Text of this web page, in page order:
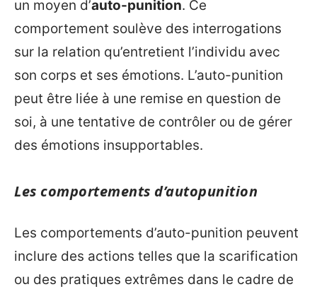
un moyen d’auto-punition. Ce
comportement soulève des interrogations
sur la relation qu’entretient l’individu avec
son corps et ses émotions. L’auto-punition
peut être liée à une remise en question de
soi, à une tentative de contrôler ou de gérer
des émotions insupportables.
Les comportements d’autopunition
Les comportements d’auto-punition peuvent
inclure des actions telles que la scarification
ou des pratiques extrêmes dans le cadre de